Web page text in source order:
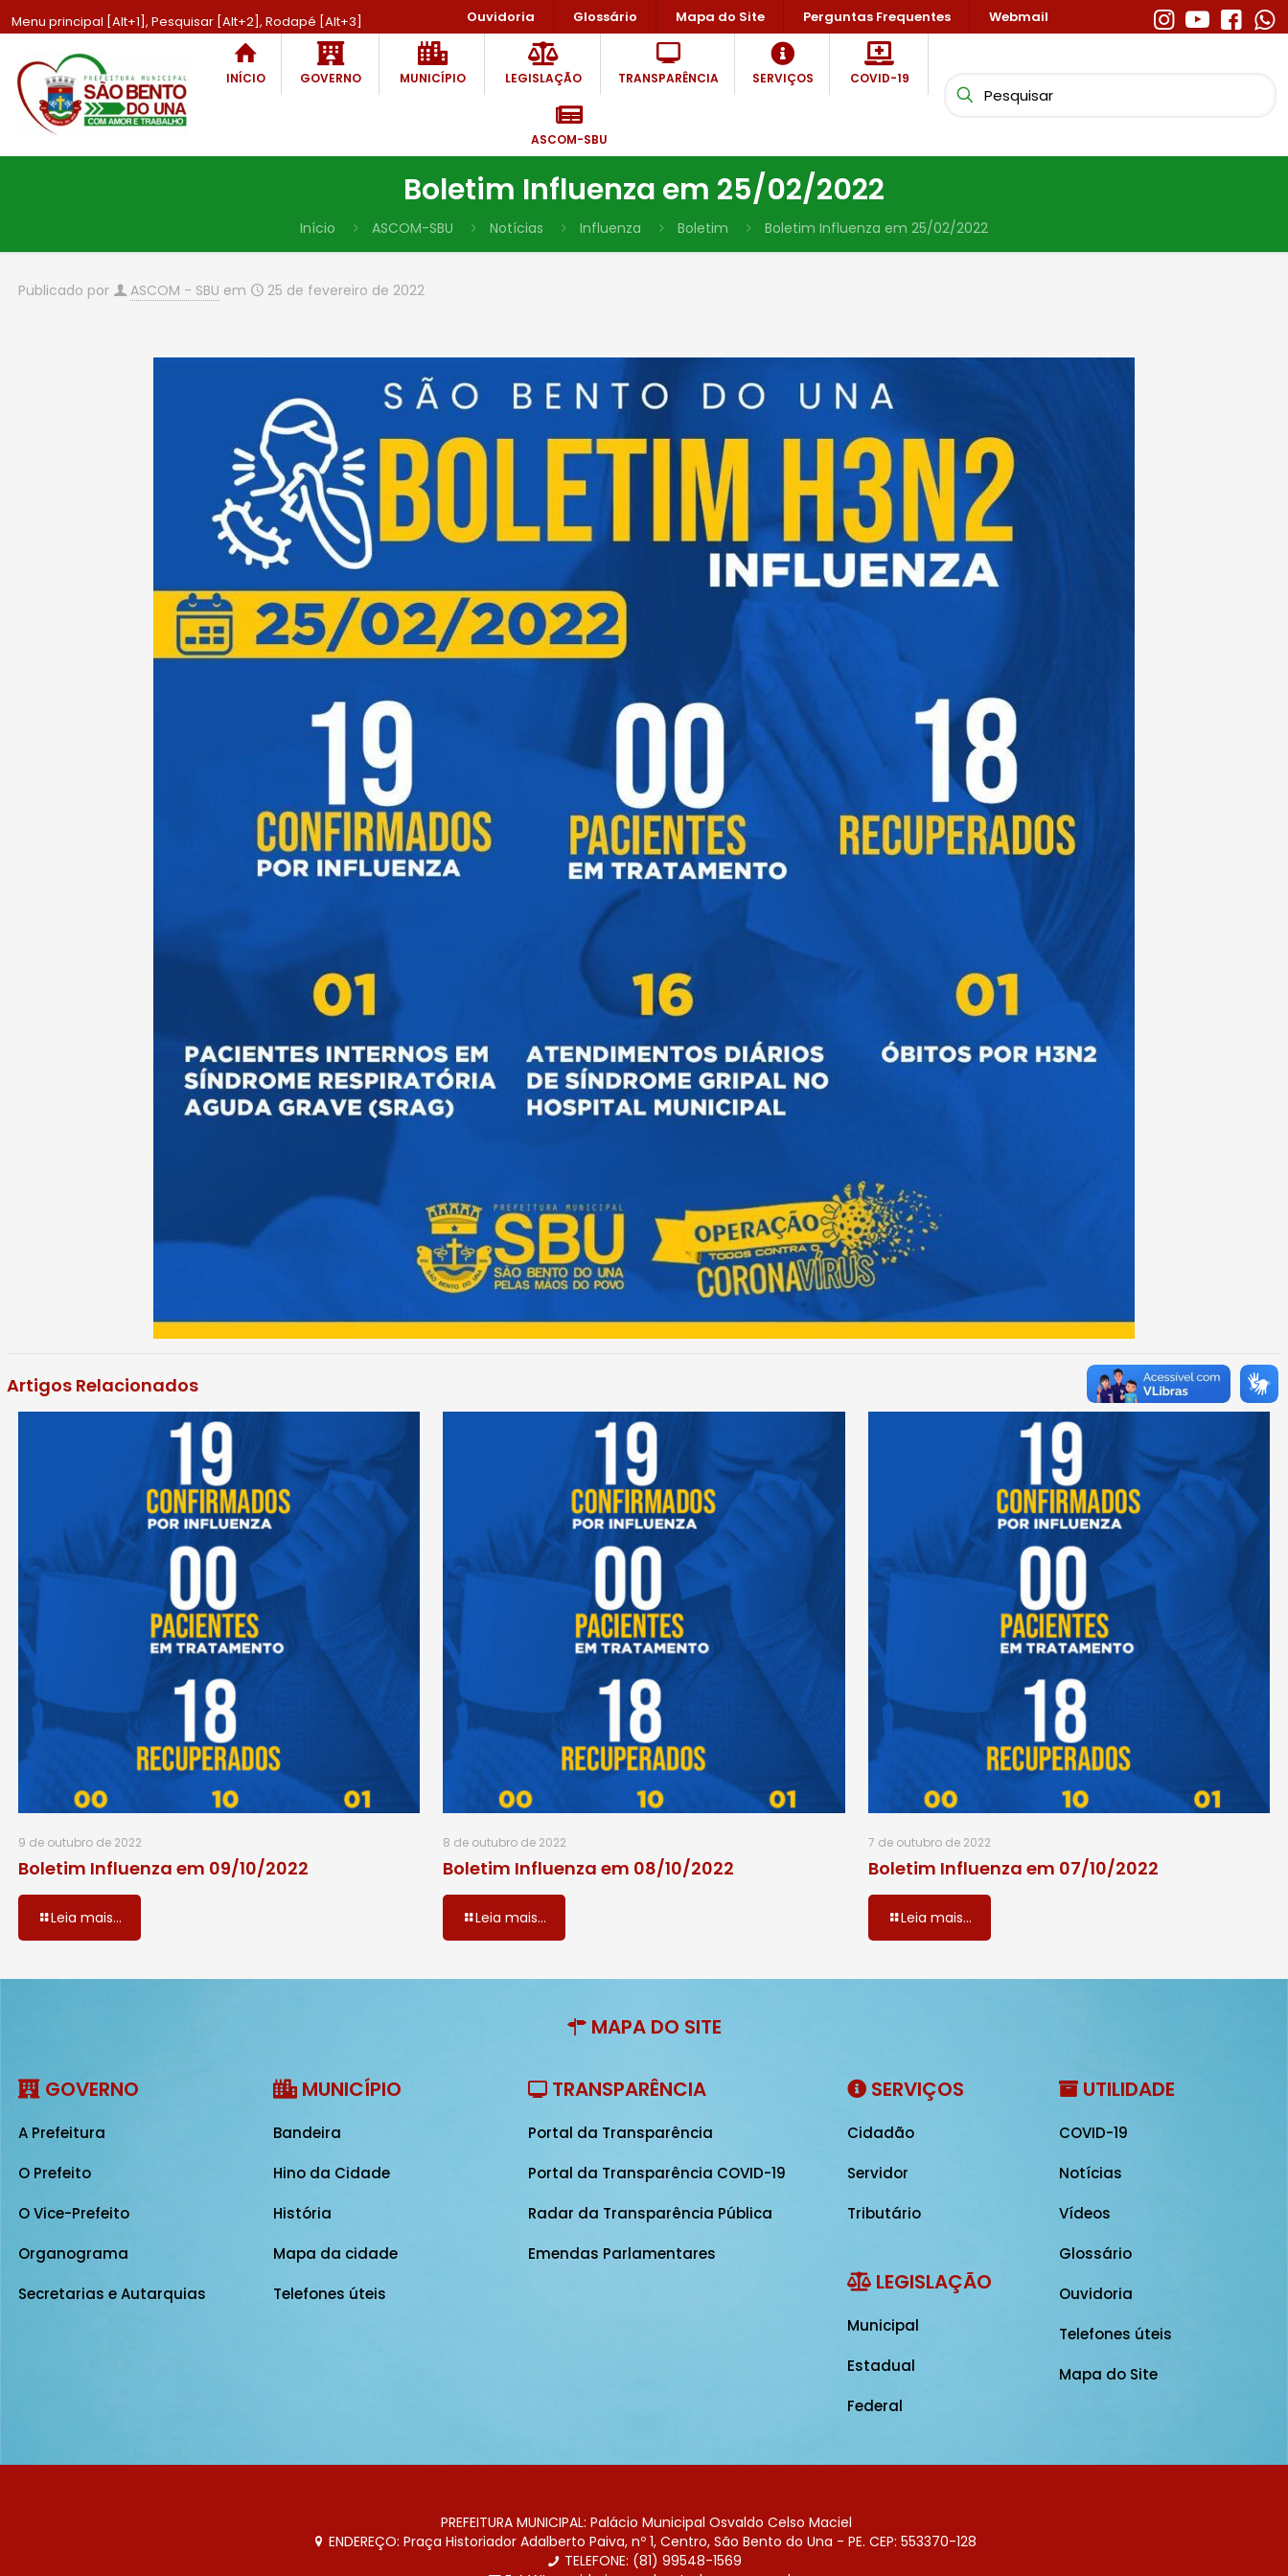
Menu principal [Alt+1], Pesquisar [Alt+2], Rodapé [Alt+3] Ouvidoria Glossário Mapa do Site Perguntas Frequentes Webmail
INÍCIO GOVERNO MUNICÍPIO LEGISLAÇÃO TRANSPARÊNCIA SERVIÇOS COVID-19
ASCOM-SBU
Boletim Influenza em 25/02/2022
Início ASCOM-SBU Notícias Influenza Boletim Boletim Influenza em 25/02/2022
Publicado por ASCOM - SBU em 25 de fevereiro de 2022
Artigos Relacionados
9 de outubro de 2022
Boletim Influenza em 09/10/2022
Leia mais...
8 de outubro de 2022
Boletim Influenza em 08/10/2022
Leia mais...
7 de outubro de 2022
Boletim Influenza em 07/10/2022
Leia mais...
MAPA DO SITE
GOVERNO
A Prefeitura
O Prefeito
O Vice-Prefeito
Organograma
Secretarias e Autarquias
MUNICÍPIO
Bandeira
Hino da Cidade
História
Mapa da cidade
Telefones úteis
TRANSPARÊNCIA
Portal da Transparência
Portal da Transparência COVID-19
Radar da Transparência Pública
Emendas Parlamentares
SERVIÇOS
Cidadão
Servidor
Tributário
LEGISLAÇÃO
Municipal
Estadual
Federal
UTILIDADE
COVID-19
Notícias
Vídeos
Glossário
Ouvidoria
Telefones úteis
Mapa do Site
PREFEITURA MUNICIPAL: Palácio Municipal Osvaldo Celso Maciel
ENDEREÇO: Praça Historiador Adalberto Paiva, nº 1, Centro, São Bento do Una - PE. CEP: 553370-128
TELEFONE: (81) 99548-1569